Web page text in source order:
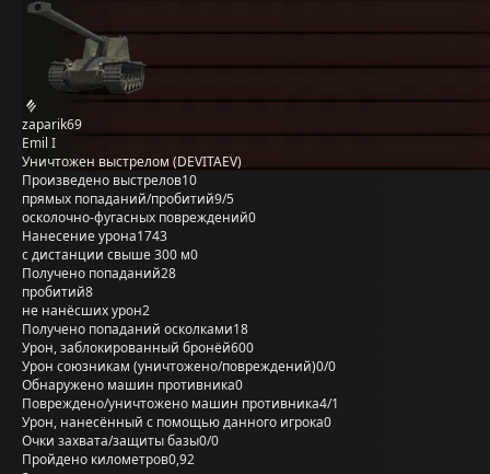
zaparik69
Emil I
Уничтожен выстрелом (DEVITAEV)
Произведено выстрелов10
прямых попаданий/пробитий9/5
осколочно-фугасных повреждений0
Нанесение урона1743
с дистанции свыше 300 м0
Получено попаданий28
пробитий8
не нанёсших урон2
Получено попаданий осколками18
Урон, заблокированный бронёй600
Урон союзникам (уничтожено/повреждений)0/0
Обнаружено машин противника0
Повреждено/уничтожено машин противника4/1
Урон, нанесённый с помощью данного игрока0
Очки захвата/защиты базы0/0
Пройдено километров0,92